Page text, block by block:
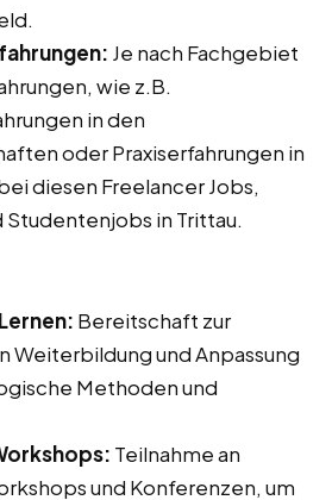
Je nach Fachgebiet
wie z.B.
in den
oder Praxiserfahrungen in
diesen Freelancer Jobs,
in Trittau.
Bereitschaft zur
Weiterbildung und Anpassung
Methoden und
Teilnahme an
und Konferenzen, um